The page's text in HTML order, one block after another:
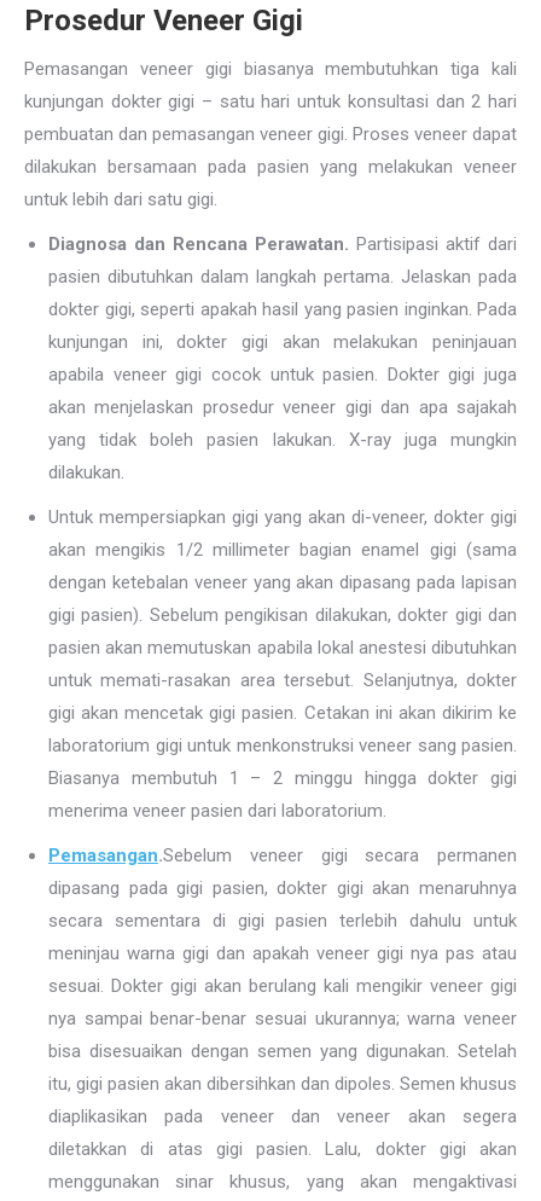
Prosedur Veneer Gigi
Pemasangan veneer gigi biasanya membutuhkan tiga kali
kunjungan dokter gigi – satu hari untuk konsultasi dan 2 hari
pembuatan dan pemasangan veneer gigi. Proses veneer dapat
dilakukan bersamaan pada pasien yang melakukan veneer
untuk lebih dari satu gigi.
Diagnosa dan Rencana Perawatan. Partisipasi aktif dari
pasien dibutuhkan dalam langkah pertama. Jelaskan pada
dokter gigi, seperti apakah hasil yang pasien inginkan. Pada
kunjungan ini, dokter gigi akan melakukan peninjauan
apabila veneer gigi cocok untuk pasien. Dokter gigi juga
akan menjelaskan prosedur veneer gigi dan apa sajakah
yang tidak boleh pasien lakukan. X-ray juga mungkin
dilakukan.
Untuk mempersiapkan gigi yang akan di-veneer, dokter gigi
akan mengikis 1/2 millimeter bagian enamel gigi (sama
dengan ketebalan veneer yang akan dipasang pada lapisan
gigi pasien). Sebelum pengikisan dilakukan, dokter gigi dan
pasien akan memutuskan apabila lokal anestesi dibutuhkan
untuk memati-rasakan area tersebut. Selanjutnya, dokter
gigi akan mencetak gigi pasien. Cetakan ini akan dikirim ke
laboratorium gigi untuk menkonstruksi veneer sang pasien.
Biasanya membutuh 1 – 2 minggu hingga dokter gigi
menerima veneer pasien dari laboratorium.
Pemasangan.Sebelum veneer gigi secara permanen
dipasang pada gigi pasien, dokter gigi akan menaruhnya
secara sementara di gigi pasien terlebih dahulu untuk
meninjau warna gigi dan apakah veneer gigi nya pas atau
sesuai. Dokter gigi akan berulang kali mengikir veneer gigi
nya sampai benar-benar sesuai ukurannya; warna veneer
bisa disesuaikan dengan semen yang digunakan. Setelah
itu, gigi pasien akan dibersihkan dan dipoles. Semen khusus
diaplikasikan pada veneer dan veneer akan segera
diletakkan di atas gigi pasien. Lalu, dokter gigi akan
menggunakan sinar khusus, yang akan mengaktivasi